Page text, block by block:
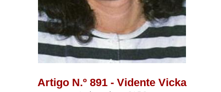
Artigo N.º 891 - Vidente Vicka